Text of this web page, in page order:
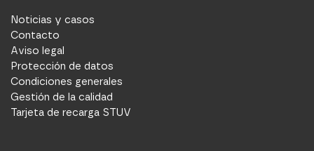
Noticias y casos
Contacto
Aviso legal
Protección de datos
Condiciones generales
Gestión de la calidad
Tarjeta de recarga STUV